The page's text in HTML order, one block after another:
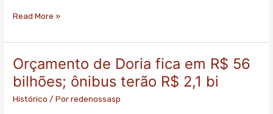
consulta
Read More »
Orçamento de Doria fica em R$ 56
bilhões; ônibus terão R$ 2,1 bi
Histórico / Porredenossasp
Orçamento
de
Doria
fica